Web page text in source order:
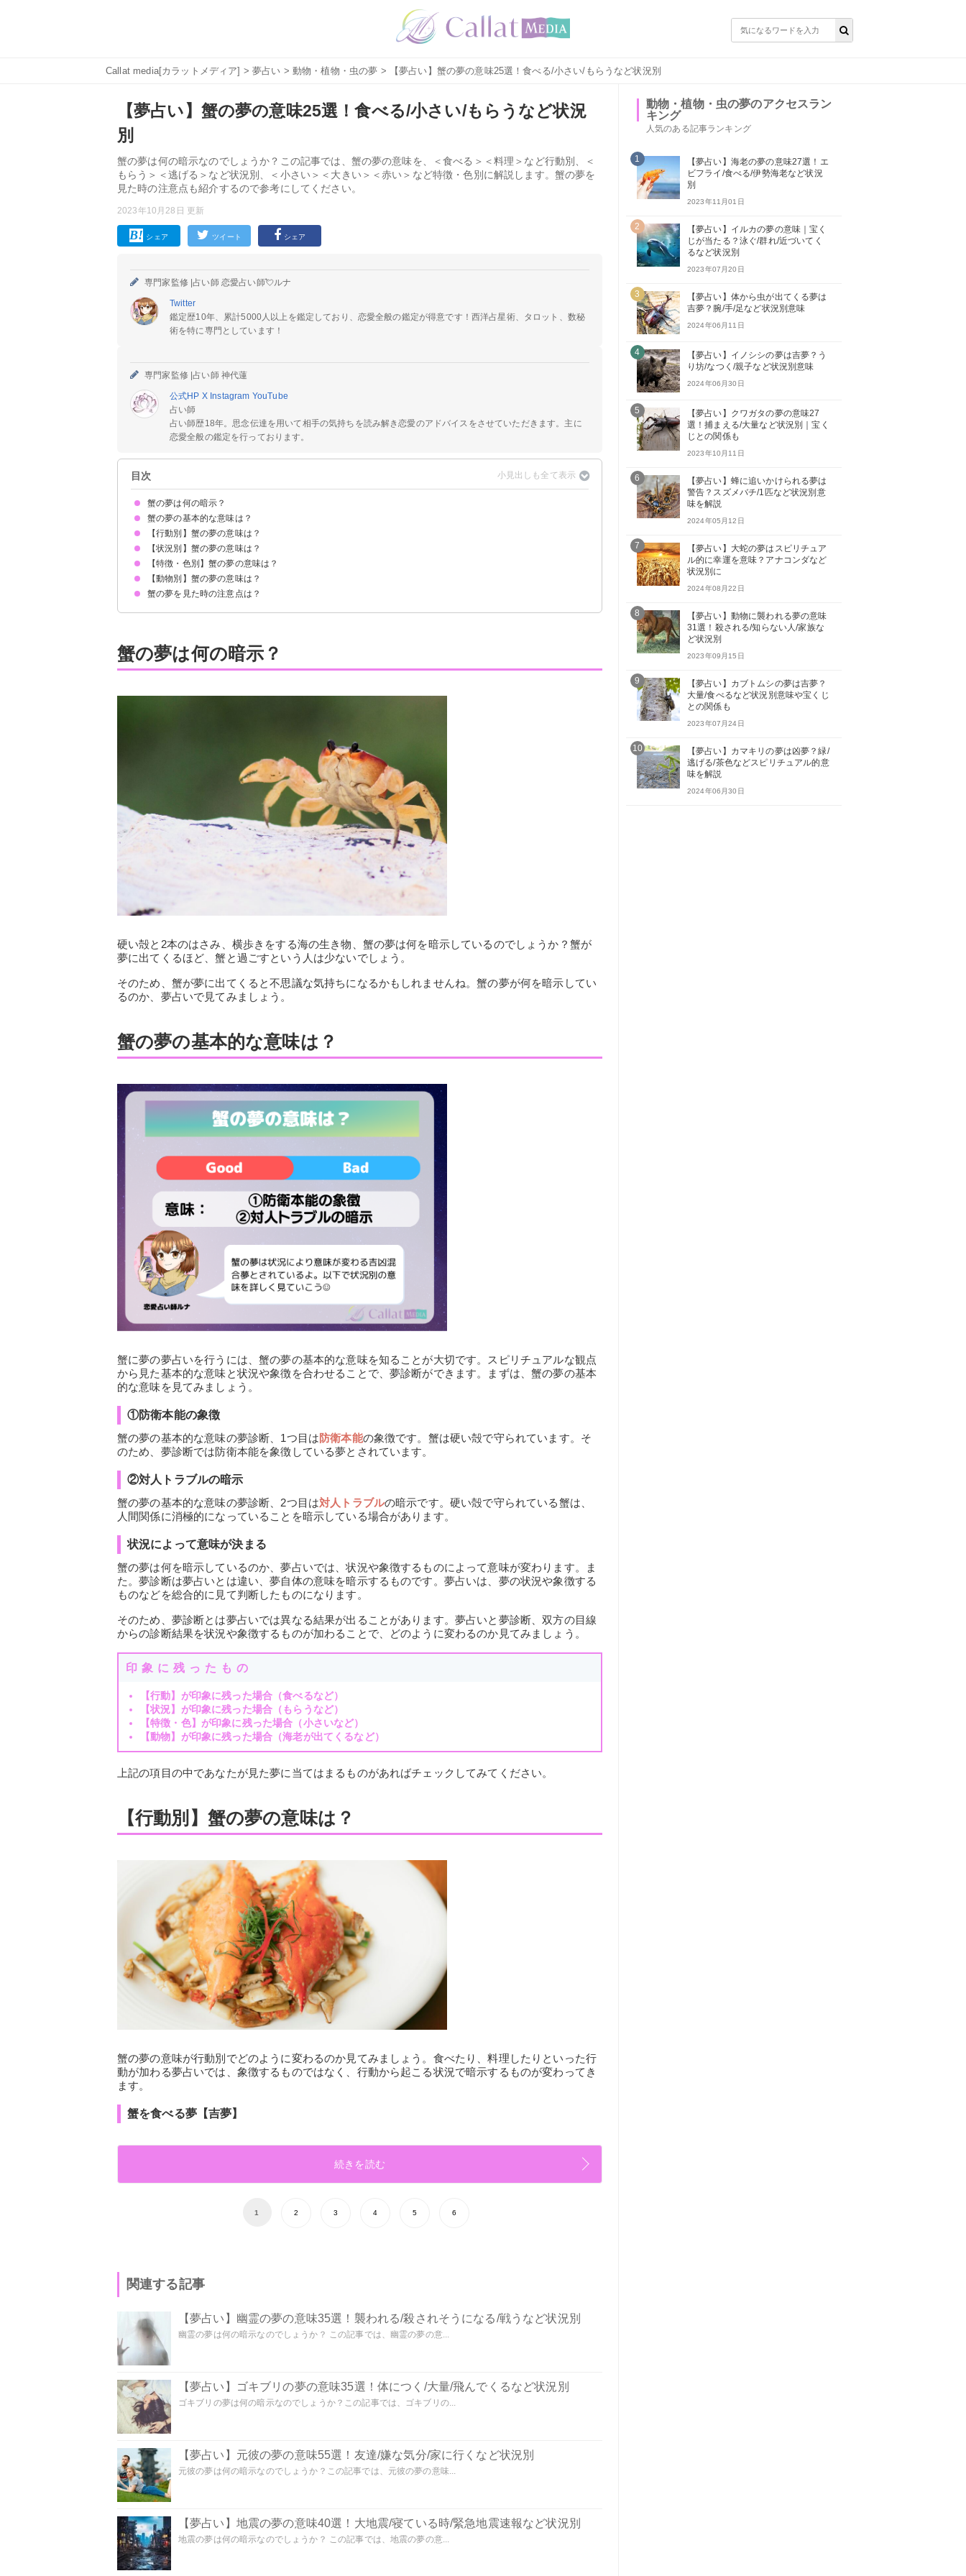
Callat media[カラットメディア] >夢占い > 動物・植物・虫の夢 > 【夢占い】蟹の夢の意味25選！食べる/小さい/もらうなど状況別
【夢占い】蟹の夢の意味25選！食べる/小さい/もらうなど状況
別
蟹の夢は何の暗示なのでしょうか？この記事では、蟹の夢の意味を、＜食べる＞＜料理＞など行動別、＜
もらう＞＜逃げる＞など状況別、＜小さい＞＜大きい＞＜赤い＞など特徴・色別に解説します。蟹の夢を
見た時の注意点も紹介するので参考にしてください。
2023年10月28日 更新
シェア ツイート シェア
専門家監修 |占い師 恋愛占い師💘ルナ
Twitter
鑑定歴10年、累計5000人以上を鑑定しており、恋愛全般の鑑定が得意です！西洋占星術、タロット、数秘
術を特に専門としています！
専門家監修 |占い師 神代蓮
公式HP X Instagram YouTube
占い師
占い師歴18年。思念伝達を用いて相手の気持ちを読み解き恋愛のアドバイスをさせていただきます。主に
恋愛全般の鑑定を行っております。
目次
蟹の夢は何の暗示？
蟹の夢の基本的な意味は？
①防衛本能の象徴
②対人トラブルの暗示
状況によって意味が決まる
【行動別】蟹の夢の意味は？
蟹を食べる夢【吉夢】
蟹を料理する夢【警告夢】
蟹を買う夢【願望夢】
蟹を捕まえる夢【警告夢】
蟹を飼う夢【願望夢】
蟹と戦う夢【警告夢】
蟹を釣る夢【吉夢・凶夢】
【状況別】蟹の夢の意味は？
蟹をもらう夢【吉夢・凶夢】
蟹が逃げる夢【吉夢・凶夢】
蟹に襲われる夢【凶夢】
蟹に追いかけられる夢【警告夢】
蟹が大量にいる夢【警告夢】
蟹に挟まれる夢【警告夢】
蟹が美味しい夢【吉夢】
蟹の卵の夢【吉夢】
蟹が脱皮する夢【吉夢】
【特徴・色別】蟹の夢の意味は？
小さい蟹の夢【警告夢】
巨大な蟹の夢【凶夢】
赤ちゃんの蟹の夢【警告夢】
赤い蟹の夢【吉夢】
黒い蟹の夢【警告夢】
【動物別】蟹の夢の意味は？
蟹と海老が出てくる夢【吉夢】
蟹と亀が出てくる夢【吉夢】
蟹と蜘蛛が出てくる夢【凶夢】
蟹と魚が出てくる夢【吉夢】
蟹の夢を見た時の注意点は？
蟹の夢は何の暗示？
硬い殻と2本のはさみ、横歩きをする海の生き物、蟹の夢は何を暗示しているのでしょうか？蟹が
夢に出てくるほど、蟹と過ごすという人は少ないでしょう。
そのため、蟹が夢に出てくると不思議な気持ちになるかもしれませんね。蟹の夢が何を暗示してい
るのか、夢占いで見てみましょう。
蟹の夢の基本的な意味は？
蟹に夢の夢占いを行うには、蟹の夢の基本的な意味を知ることが大切です。スピリチュアルな観点
から見た基本的な意味と状況や象徴を合わせることで、夢診断ができます。まずは、蟹の夢の基本
的な意味を見てみましょう。
①防衛本能の象徴
蟹の夢の基本的な意味の夢診断、1つ目は防衛本能の象徴です。蟹は硬い殻で守られています。そ
のため、夢診断では防衛本能を象徴している夢とされています。
②対人トラブルの暗示
蟹の夢の基本的な意味の夢診断、2つ目は対人トラブルの暗示です。硬い殻で守られている蟹は、
人間関係に消極的になっていることを暗示している場合があります。
状況によって意味が決まる
蟹の夢は何を暗示しているのか、夢占いでは、状況や象徴するものによって意味が変わります。ま
た。夢診断は夢占いとは違い、夢自体の意味を暗示するものです。夢占いは、夢の状況や象徴する
ものなどを総合的に見て判断したものになります。
そのため、夢診断とは夢占いでは異なる結果が出ることがあります。夢占いと夢診断、双方の目線
からの診断結果を状況や象徴するものが加わることで、どのように変わるのか見てみましょう。
印象に残ったもの
【行動】が印象に残った場合（食べるなど）
【状況】が印象に残った場合（もらうなど）
【特徴・色】が印象に残った場合（小さいなど）
【動物】が印象に残った場合（海老が出てくるなど）
上記の項目の中であなたが見た夢に当てはまるものがあればチェックしてみてください。
【行動別】蟹の夢の意味は？
蟹の夢の意味が行動別でどのように変わるのか見てみましょう。食べたり、料理したりといった行
動が加わる夢占いでは、象徴するものではなく、行動から起こる状況で暗示するものが変わってき
ます。
蟹を食べる夢【吉夢】
続きを読む
1 2 3 4 5 6
関連する記事
【夢占い】幽霊の夢の意味35選！襲われる/殺されそうになる/戦うなど状況別
幽霊の夢は何の暗示なのでしょうか？ この記事では、幽霊の夢の意...
【夢占い】ゴキブリの夢の意味35選！体につく/大量/飛んでくるなど状況別
ゴキブリの夢は何の暗示なのでしょうか？この記事では、ゴキブリの...
【夢占い】元彼の夢の意味55選！友達/嫌な気分/家に行くなど状況別
元彼の夢は何の暗示なのでしょうか？この記事では、元彼の夢の意味...
【夢占い】地震の夢の意味40選！大地震/寝ている時/緊急地震速報など状況別
地震の夢は何の暗示なのでしょうか？ この記事では、地震の夢の意...
動物・植物・虫の夢のアクセスラン
キング
人気のある記事ランキング
1
【夢占い】海老の夢の意味27選！エ
ビフライ/食べる/伊勢海老など状況
別
2023年11月01日
2
【夢占い】イルカの夢の意味｜宝く
じが当たる？泳ぐ/群れ/近づいてく
るなど状況別
2023年07月20日
3
【夢占い】体から虫が出てくる夢は
吉夢？腕/手/足など状況別意味
2024年06月11日
4
【夢占い】イノシシの夢は吉夢？う
り坊/なつく/親子など状況別意味
2024年06月30日
5
【夢占い】クワガタの夢の意味27
選！捕まえる/大量など状況別｜宝く
じとの関係も
2023年10月11日
6
【夢占い】蜂に追いかけられる夢は
警告？スズメバチ/1匹など状況別意
味を解説
2024年05月12日
7
【夢占い】大蛇の夢はスピリチュア
ル的に幸運を意味？アナコンダなど
状況別に
2024年08月22日
8
【夢占い】動物に襲われる夢の意味
31選！殺される/知らない人/家族な
ど状況別
2023年09月15日
9
【夢占い】カブトムシの夢は吉夢？
大量/食べるなど状況別意味や宝くじ
との関係も
2023年07月24日
10
【夢占い】カマキリの夢は凶夢？緑/
逃げる/茶色などスピリチュアル的意
味を解説
2024年06月30日